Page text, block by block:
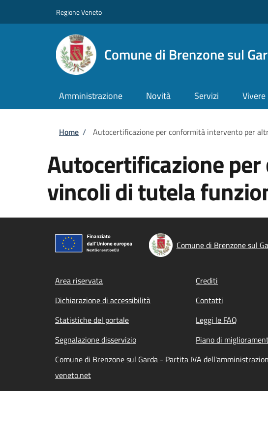
Regione Veneto
Comune di Brenzone sul
Amministrazione Novità Servizi
Briciole di pane
Home / Autocertificazione per conformità intervento per
Autocertificazione
vincoli di tutela
Comune di Brenzone sul
Footer menu
Area riservata Crediti
Dichiarazione di accessibilità
Contatti
Statistiche del portale
Leggi le FAQ
Segnalazione disservizio
Piano di
Comune di Brenzone sul Garda - Partita IVA
veneto.net